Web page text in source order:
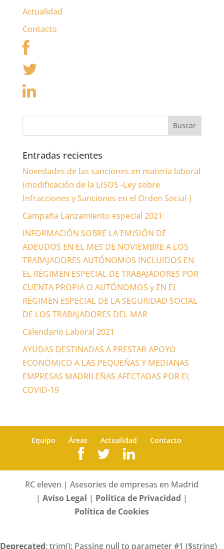
Actualidad
Contacto
Entradas recientes
Novedades de las sanciones en materia laboral
(modificación de la LISOS -Ley sobre
Infracciones y Sanciones en el Orden Social-)
Campaña Lanzamiento especial 2021
INFORMACIÓN SOBRE LA EMISIÓN DE
ADEUDOS EN EL MES DE NOVIEMBRE A LOS
TRABAJADORES AUTÓNOMOS INCLUIDOS EN
EL RÉGIMEN ESPECIAL DE TRABAJADORES POR
CUENTA PROPIA O AUTÓNOMOS y EN EL
RÉGIMEN ESPECIAL DE LA SEGURIDAD SOCIAL
DE LOS TRABAJADORES DEL MAR
Calendario Laboral 2021
AYUDAS DESTINADAS A PRESTAR APOYO
ECONÓMICO A LAS PEQUEÑAS Y MEDIANAS
EMPRESAS MADRILEÑAS AFECTADAS POR EL
COVID-19
Equipo Áreas Actualidad Contacto
RC eleven | Asesories de empresas en Madrid
|Aviso Legal | Política de Privacidad |
Política de Cookies
Deprecated: trim(): Passing null to parameter #1 ($string)